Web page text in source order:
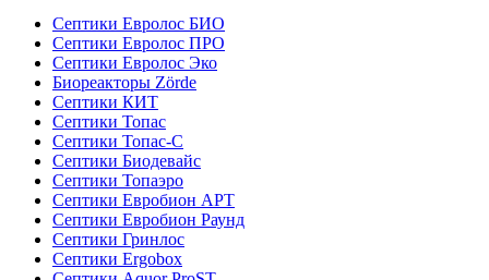
Септики Евролос БИО
Септики Евролос ПРО
Септики Евролос Эко
Биореакторы Zörde
Септики КИТ
Септики Топас
Септики Топас-С
Септики Биодевайс
Септики Топаэро
Септики Евробион АРТ
Септики Евробион Раунд
Септики Гринлос
Септики Ergobox